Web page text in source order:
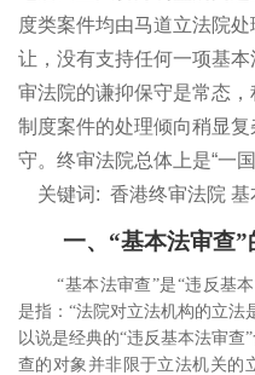
度类案件均由马道立法院
让，没有支持任何一项基
审法院的谦抑保守是常态
制度案件的处理倾向稍显
守。终审法院总体上是“一
关键词: 香港终审法院
一、“基本法审查
“基本法审查”是“违反基
是指：“法院对立法机构的立法
以说是经典的“违反基本法审查
查的对象并非限于立法机关的